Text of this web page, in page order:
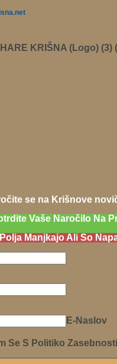
se na Krišnove
Vaše Naročilo Na
Manjkajo Ali So
E-Naslov
Se S Politiko